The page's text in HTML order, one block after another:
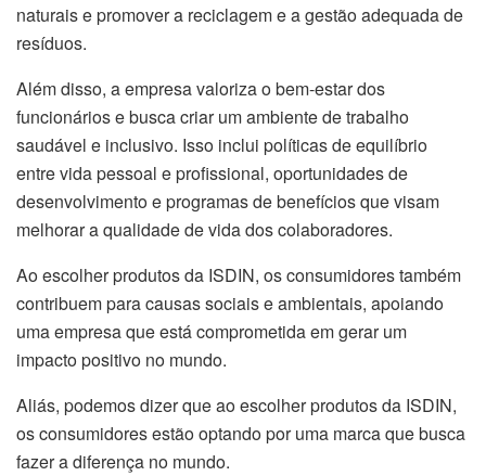
naturais e promover a reciclagem e a gestão adequada de
resíduos.
Além disso, a empresa valoriza o bem-estar dos
funcionários e busca criar um ambiente de trabalho
saudável e inclusivo. Isso inclui políticas de equilíbrio
entre vida pessoal e profissional, oportunidades de
desenvolvimento e programas de benefícios que visam
melhorar a qualidade de vida dos colaboradores.
Ao escolher produtos da ISDIN, os consumidores também
contribuem para causas sociais e ambientais, apoiando
uma empresa que está comprometida em gerar um
impacto positivo no mundo.
Aliás, podemos dizer que ao escolher produtos da ISDIN,
os consumidores estão optando por uma marca que busca
fazer a diferença no mundo.